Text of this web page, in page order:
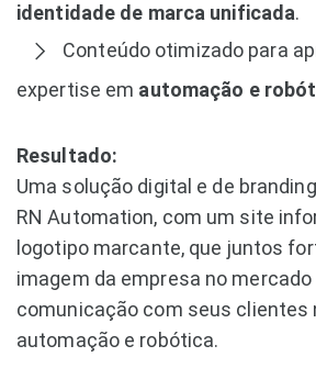
identidade de marca unificada.
Conteúdo otimizado para
expertise em automação e
Resultado:
Uma solução digital e de
RN Automation, com um site
logotipo marcante, que juntos
imagem da empresa no
comunicação com seus clientes
automação e robótica.